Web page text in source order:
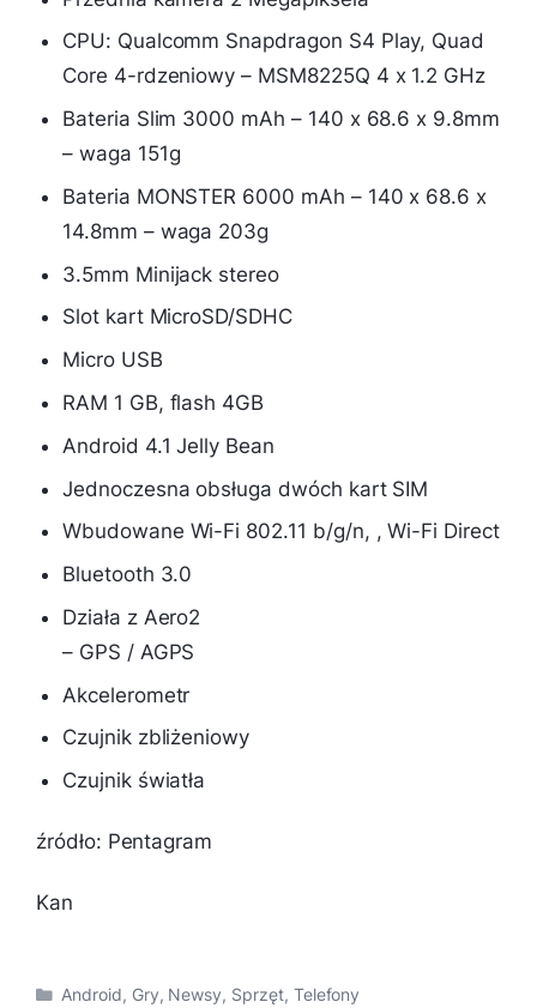
CPU: Qualcomm Snapdragon S4 Play, Quad
Core 4-rdzeniowy – MSM8225Q 4 x 1.2 GHz
Bateria Slim 3000 mAh – 140 x 68.6 x 9.8mm
– waga 151g
Bateria MONSTER 6000 mAh – 140 x 68.6 x
14.8mm – waga 203g
3.5mm Minijack stereo
Slot kart MicroSD/SDHC
Micro USB
RAM 1 GB, flash 4GB
Android 4.1 Jelly Bean
Jednoczesna obsługa dwóch kart SIM
Wbudowane Wi-Fi 802.11 b/g/n, , Wi-Fi Direct
Bluetooth 3.0
Działa z Aero2
– GPS / AGPS
Akcelerometr
Czujnik zbliżeniowy
Czujnik światła
źródło: Pentagram
Kan
Kategorie
Android, Gry, Newsy, Sprzęt, Telefony